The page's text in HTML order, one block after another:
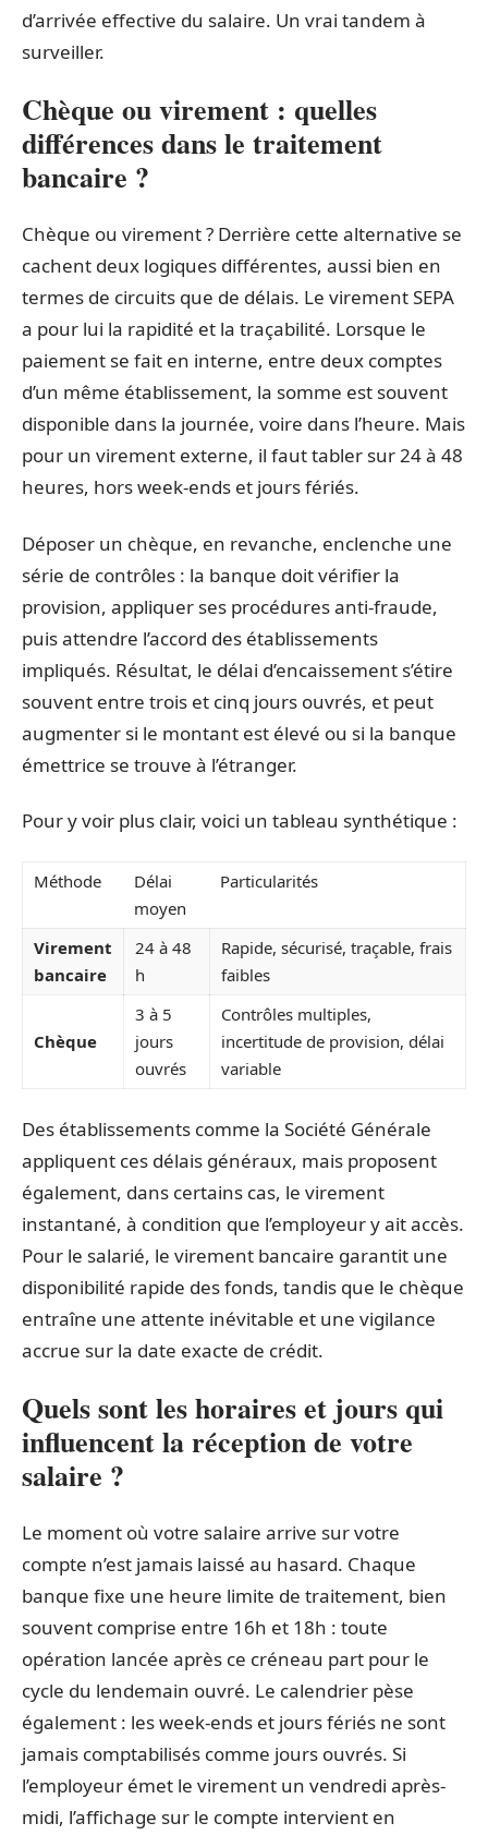
d’arrivée effective du salaire. Un vrai tandem à
surveiller.
Chèque ou virement : quelles
différences dans le traitement
bancaire ?
Chèque ou virement ? Derrière cette alternative se
cachent deux logiques différentes, aussi bien en
termes de circuits que de délais. Le virement SEPA
a pour lui la rapidité et la traçabilité. Lorsque le
paiement se fait en interne, entre deux comptes
d’un même établissement, la somme est souvent
disponible dans la journée, voire dans l’heure. Mais
pour un virement externe, il faut tabler sur 24 à 48
heures, hors week-ends et jours fériés.
Déposer un chèque, en revanche, enclenche une
série de contrôles : la banque doit vérifier la
provision, appliquer ses procédures anti-fraude,
puis attendre l’accord des établissements
impliqués. Résultat, le délai d’encaissement s’étire
souvent entre trois et cinq jours ouvrés, et peut
augmenter si le montant est élevé ou si la banque
émettrice se trouve à l’étranger.
Pour y voir plus clair, voici un tableau synthétique :
Méthode
Délai
moyen
Particularités
Virement
bancaire
24 à 48
h
Rapide, sécurisé, traçable, frais
faibles
Chèque
3 à 5
jours
ouvrés
Contrôles multiples,
incertitude de provision, délai
variable
Des établissements comme la Société Générale
appliquent ces délais généraux, mais proposent
également, dans certains cas, le virement
instantané, à condition que l’employeur y ait accès.
Pour le salarié, le virement bancaire garantit une
disponibilité rapide des fonds, tandis que le chèque
entraîne une attente inévitable et une vigilance
accrue sur la date exacte de crédit.
Quels sont les horaires et jours qui
influencent la réception de votre
salaire ?
Le moment où votre salaire arrive sur votre
compte n’est jamais laissé au hasard. Chaque
banque fixe une heure limite de traitement, bien
souvent comprise entre 16h et 18h : toute
opération lancée après ce créneau part pour le
cycle du lendemain ouvré. Le calendrier pèse
également : les week-ends et jours fériés ne sont
jamais comptabilisés comme jours ouvrés. Si
l’employeur émet le virement un vendredi après-
midi, l’affichage sur le compte intervient en